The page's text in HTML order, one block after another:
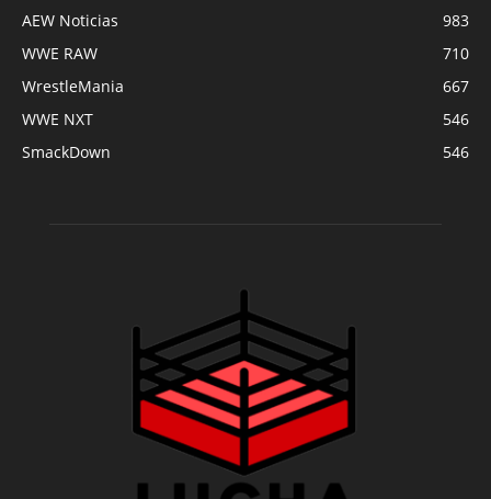
AEW Noticias
983
WWE RAW
710
WrestleMania
667
WWE NXT
546
SmackDown
546